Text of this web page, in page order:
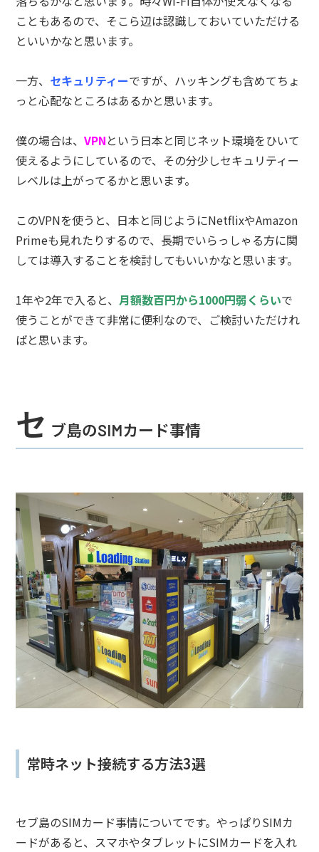
こともあるので、そこら辺は認識しておいていただける
といいかなと思います。
一方、 セキュリティーですが、ハッキングも含めてちょ
っと心配なところはあるかと思います。
僕の場合は、VPNという日本と同じネット環境をひいて
使えるようにしているので、その分少しセキュリティー
レベルは上がってるかと思います。
このVPNを使うと、日本と同じようにNetflixやAmazon
Primeも見れたりするので、長期でいらっしゃる方に関
しては導入することを検討してもいいかなと思います。
1年や2年で入ると、月額数百円から1000円弱くらいで
使うことができて非常に便利なので、ご検討いただけれ
ばと思います。
セ ブ島のSIMカード事情
常時ネット接続する方法3選
セブ島のSIMカード事情についてです。やっぱりSIMカ
ードがあると、スマホやタブレットにSIMカードを入れ